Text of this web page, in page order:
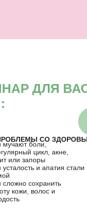
СО
мучают боли,
цикл, акне,
или запоры
усталость и апатия стали
сложно сохранить
кожи, волос и
ДЛЯ
ЕЩЕ?